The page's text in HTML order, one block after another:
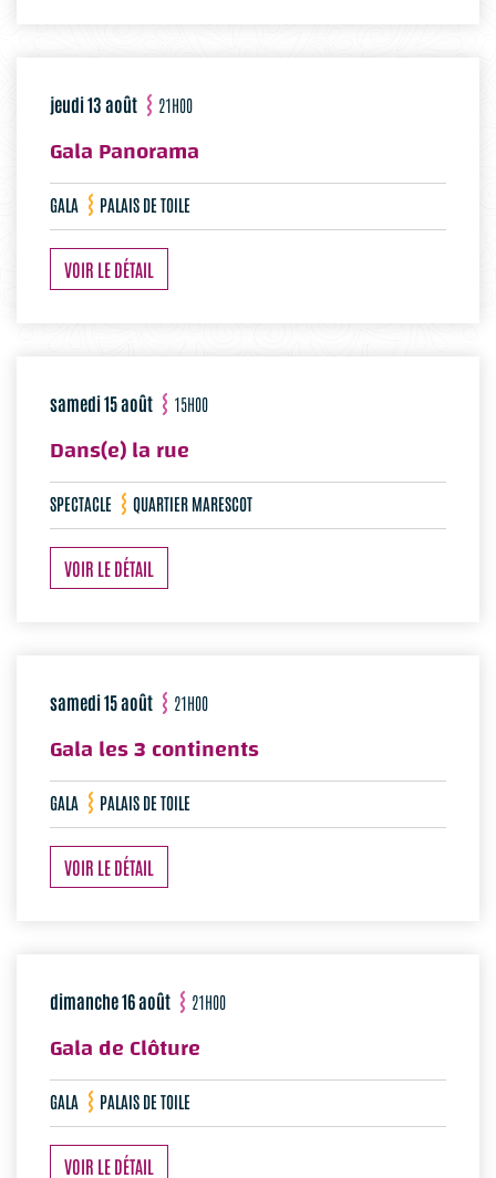
Gala Panorama
jeudi 13 août 21H00
GALA PALAIS DE TOILE
VOIR LE DÉTAIL
Dans(e) la rue
samedi 15 août 15H00
SPECTACLE QUARTIER MARESCOT
VOIR LE DÉTAIL
Gala les 3 continents
samedi 15 août 21H00
GALA PALAIS DE TOILE
VOIR LE DÉTAIL
Gala de Clôture
dimanche 16 août 21H00
GALA PALAIS DE TOILE
VOIR LE DÉTAIL